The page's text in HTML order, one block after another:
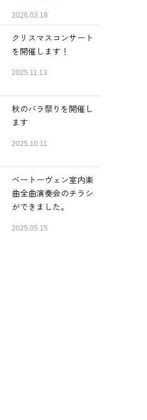
2026.03.18
クリスマスコンサート
を開催します！
2025.11.13
秋のバラ祭りを開催し
ます
2025.10.11
ベートーヴェン室内楽
曲全曲演奏会のチラシ
ができました。
2025.05.15